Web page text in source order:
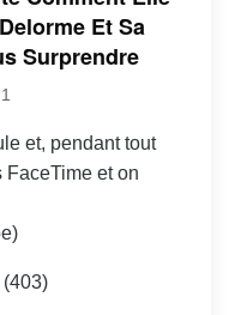
Et Sa
Surprendre
et, pendant tout
FaceTime et on
(403)